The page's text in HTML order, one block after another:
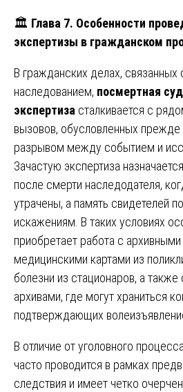
🏛️ Глава 7. Особенности
экспертизы в гражданском
В гражданских делах, связанных
наследованием, посмертная
экспертиза сталкивается с
вызовов, обусловленных
разрывом между событием и
Зачастую экспертиза
после смерти наследодателя,
утрачены, а память свидетелей
искажениям. В таких условиях
приобретает работа с
медицинскими картами из
болезни из стационаров, а
архивами, где могут храниться
подтверждающих
В отличие от уголовного
часто проводится в рамках
следствия и имеет четко